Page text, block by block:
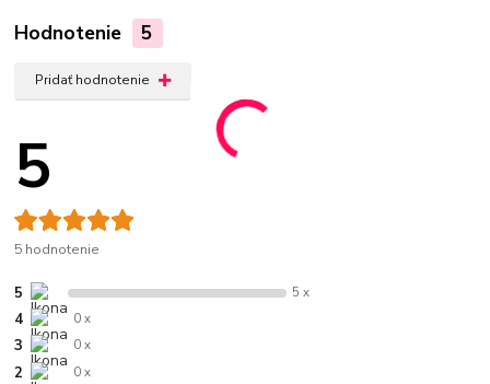
Hodnotenie 5
Pridať hodnotenie
5
5 hodnotenie
5 5 x
4 0 x
3 0 x
2 0 x